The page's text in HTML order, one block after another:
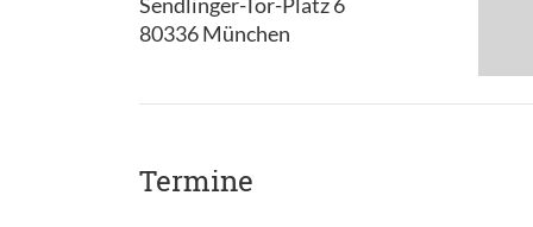
80336 München
Termine